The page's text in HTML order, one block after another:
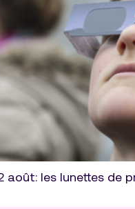
août: les lunettes